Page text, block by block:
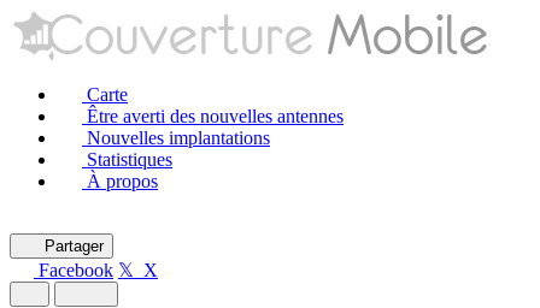
Carte
Être averti des nouvelles antennes
Nouvelles implantations
Statistiques
À propos
Partager
Facebook 𝕏 X